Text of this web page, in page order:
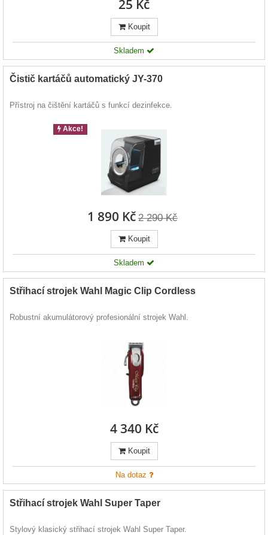
25 Kč
Koupit
Skladem
Čistič kartáčů automatický JY-370
Přístroj na čištění kartáčů s funkcí dezinfekce.
Akce!
1 890 Kč 2 290 Kč
Koupit
Skladem
Střihací strojek Wahl Magic Clip Cordless
Robustní akumulátorový profesionální strojek Wahl.
4 340 Kč
Koupit
Na dotaz
Střihací strojek Wahl Super Taper
Stylový klasický střihací strojek Wahl Super Taper.